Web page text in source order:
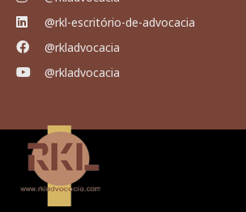
@rkl-escritório-de-advocacia
@rkladvocacia
@rkladvocacia